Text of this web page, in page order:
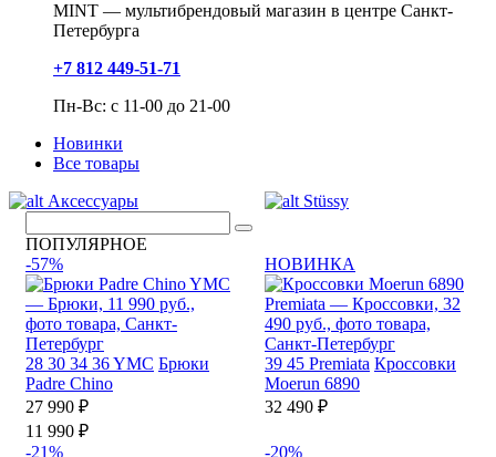
MINT — мультибрендовый магазин в центре Санкт-
Петербурга
+7 812 449-51-71
Пн-Вс: с 11-00 до 21-00
Новинки
Все товары
Аксессуары
Stüssy
ПОПУЛЯРНОЕ
-57%
28 30 34 36YMC Брюки
Padre Chino
27 990 ₽
11 990 ₽
НОВИНКА
39 45 Premiata Кроссовки
Moerun 6890
32 490 ₽
-21% -20%